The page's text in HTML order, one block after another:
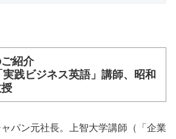
紹介
践ビジネス英語」講師、昭和
パン元社長。上智大学講師（「企業